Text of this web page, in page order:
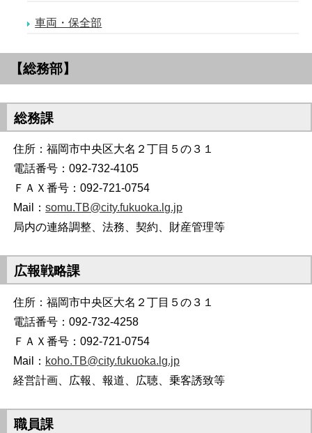
車両・保全部
【総務部】
総務課
住所：福岡市中央区大名２丁目５の３１
電話番号：092-732-4105
ＦＡＸ番号：092-721-0754
Mail：somu.TB@city.fukuoka.lg.jp
局内の連絡調整、法務、契約、財産管理等
広報戦略課
住所：福岡市中央区大名２丁目５の３１
電話番号：092-732-4258
ＦＡＸ番号：092-721-0754
Mail： koho.TB@city.fukuoka.lg.jp
経営計画、広報、報道、広聴、乗客誘致等
職員課